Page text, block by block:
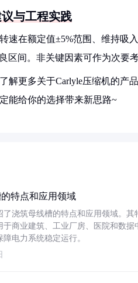
与工程实践
速在额定值±5%范围、维持吸
区间。非关键因素可作为次要
解更多关于Carlyle压缩机的产
能给你的选择带来新思路~
特点和应用领域
了浇筑母线槽的特点和应用领域。
于商业建筑、工业厂房、医院和数
电力系统稳定运行。